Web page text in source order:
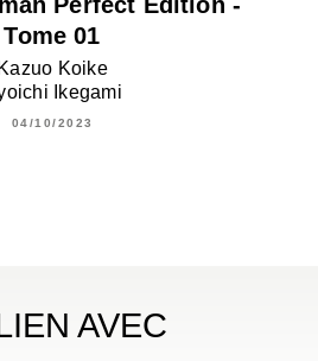
Tome 01
Kazuo Koike
Ikegami
04/10/2023
AVEC